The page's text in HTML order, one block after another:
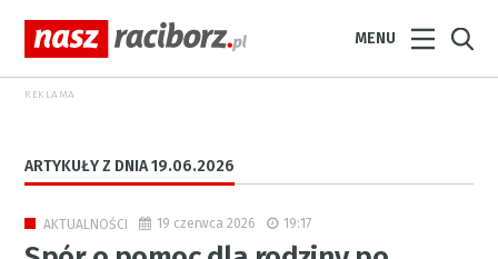
MENU
REKLAMA
ARTYKUŁY Z DNIA 19.06.2026
AKTUALNOŚCI 19 czerwca 2026 19:17